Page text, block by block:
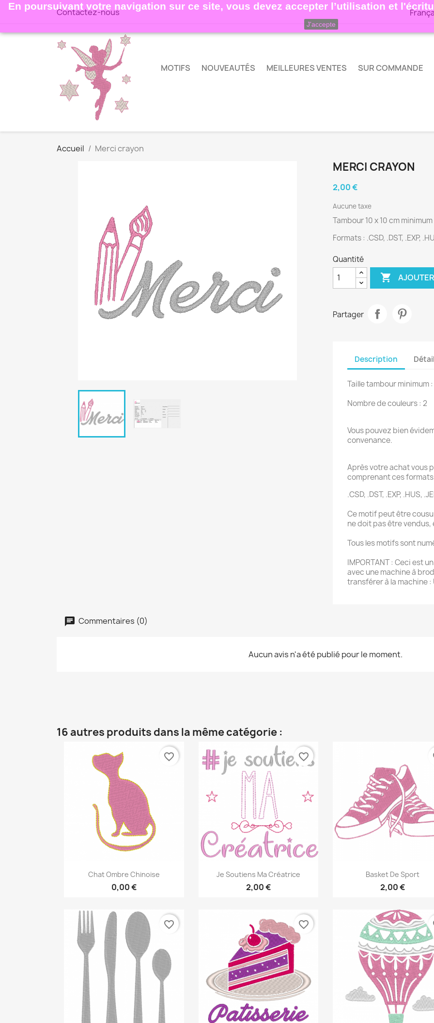
En poursuivant votre navigation sur ce site, vous devez accepter l’utilisation et
J'accepte
Contactez-nous
MOTIFS NOUVEAUTÉS MEILLEURES VENTES SUR COMMANDE
Accueil Merci crayon
MERCI CRAYON
2,00 €
Aucune taxe
Tambour 10 x 10 cm minimum
Formats : .CSD, .DST, .EXP,
Quantité

Partager
Description
Taille tambour minimum :
Nombre de couleurs : 2
Vous pouvez bien
convenance.
Après votre achat vous
comprenant ces formats
.CSD, .DST, .EXP, .HUS,
Ce motif peut être
ne doit pas être
Tous les motifs sont
IMPORTANT : Ceci est
avec une machine à
transférer à la machine :
Commentaires (0)
Aucun avis n'a été publié pour le moment.
16 autres produits dans la même catégorie :
Aperçu rapide
Chat Ombre Chinoise
0,00 €
favorite_border
Aperçu rapide
Je Soutiens Ma Créatrice
2,00 €
favorite_border
Aperçu rapide
Basket De Sport
2,00 €
favorite_border favorite_border